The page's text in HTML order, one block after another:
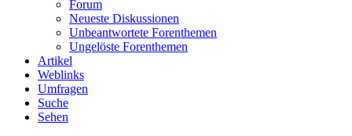
Forum
Neueste Diskussionen
Unbeantwortete Forenthemen
Ungelöste Forenthemen
Artikel
Weblinks
Umfragen
Suche
Sehen